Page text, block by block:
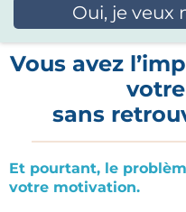
Oui, je
Vous avez
sans
Et pourtant, le
votre motivation.